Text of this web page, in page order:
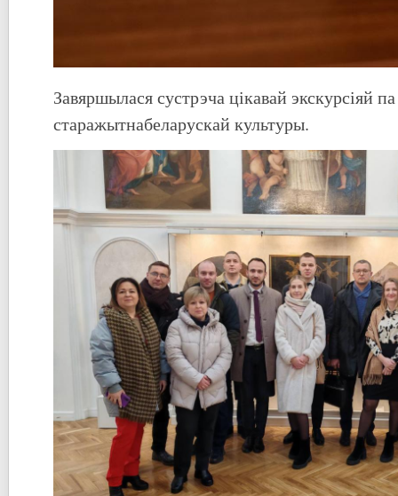
Завяршылася сустрэча цікавай экскурсіяй
старажытнабеларускай культуры.